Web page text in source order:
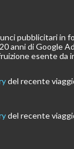
pubblicitari in
anni di Google
esente da
del recente
del recente